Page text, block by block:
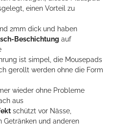
einen Vorteil zu
2mm dick und haben
Beschichtung auf
ist simpel, die Mousepads
gerollt werden ohne die Form
wieder ohne Probleme
aus
schützt vor Nässe,
Getränken und anderen